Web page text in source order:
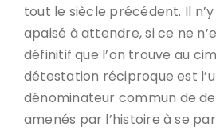
tout le siècle précédent. Il
apaisé à attendre, si ce ne
définitif que l’on trouve au
détestation réciproque est
dénominateur commun de
amenés par l’histoire à se